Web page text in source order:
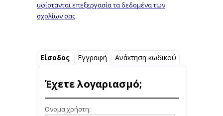
υφίστανται επεξεργασία τα δεδομένα των
σχολίων σας.
Είσοδος Εγγραφή Ανάκτηση κωδικού
Έχετε λογαριασμό;
Όνομα χρήστη: